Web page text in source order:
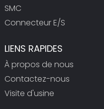
SMC
Connecteur E/S
LIENS RAPIDES
À propos de nous
Contactez-nous
Visite d'usine